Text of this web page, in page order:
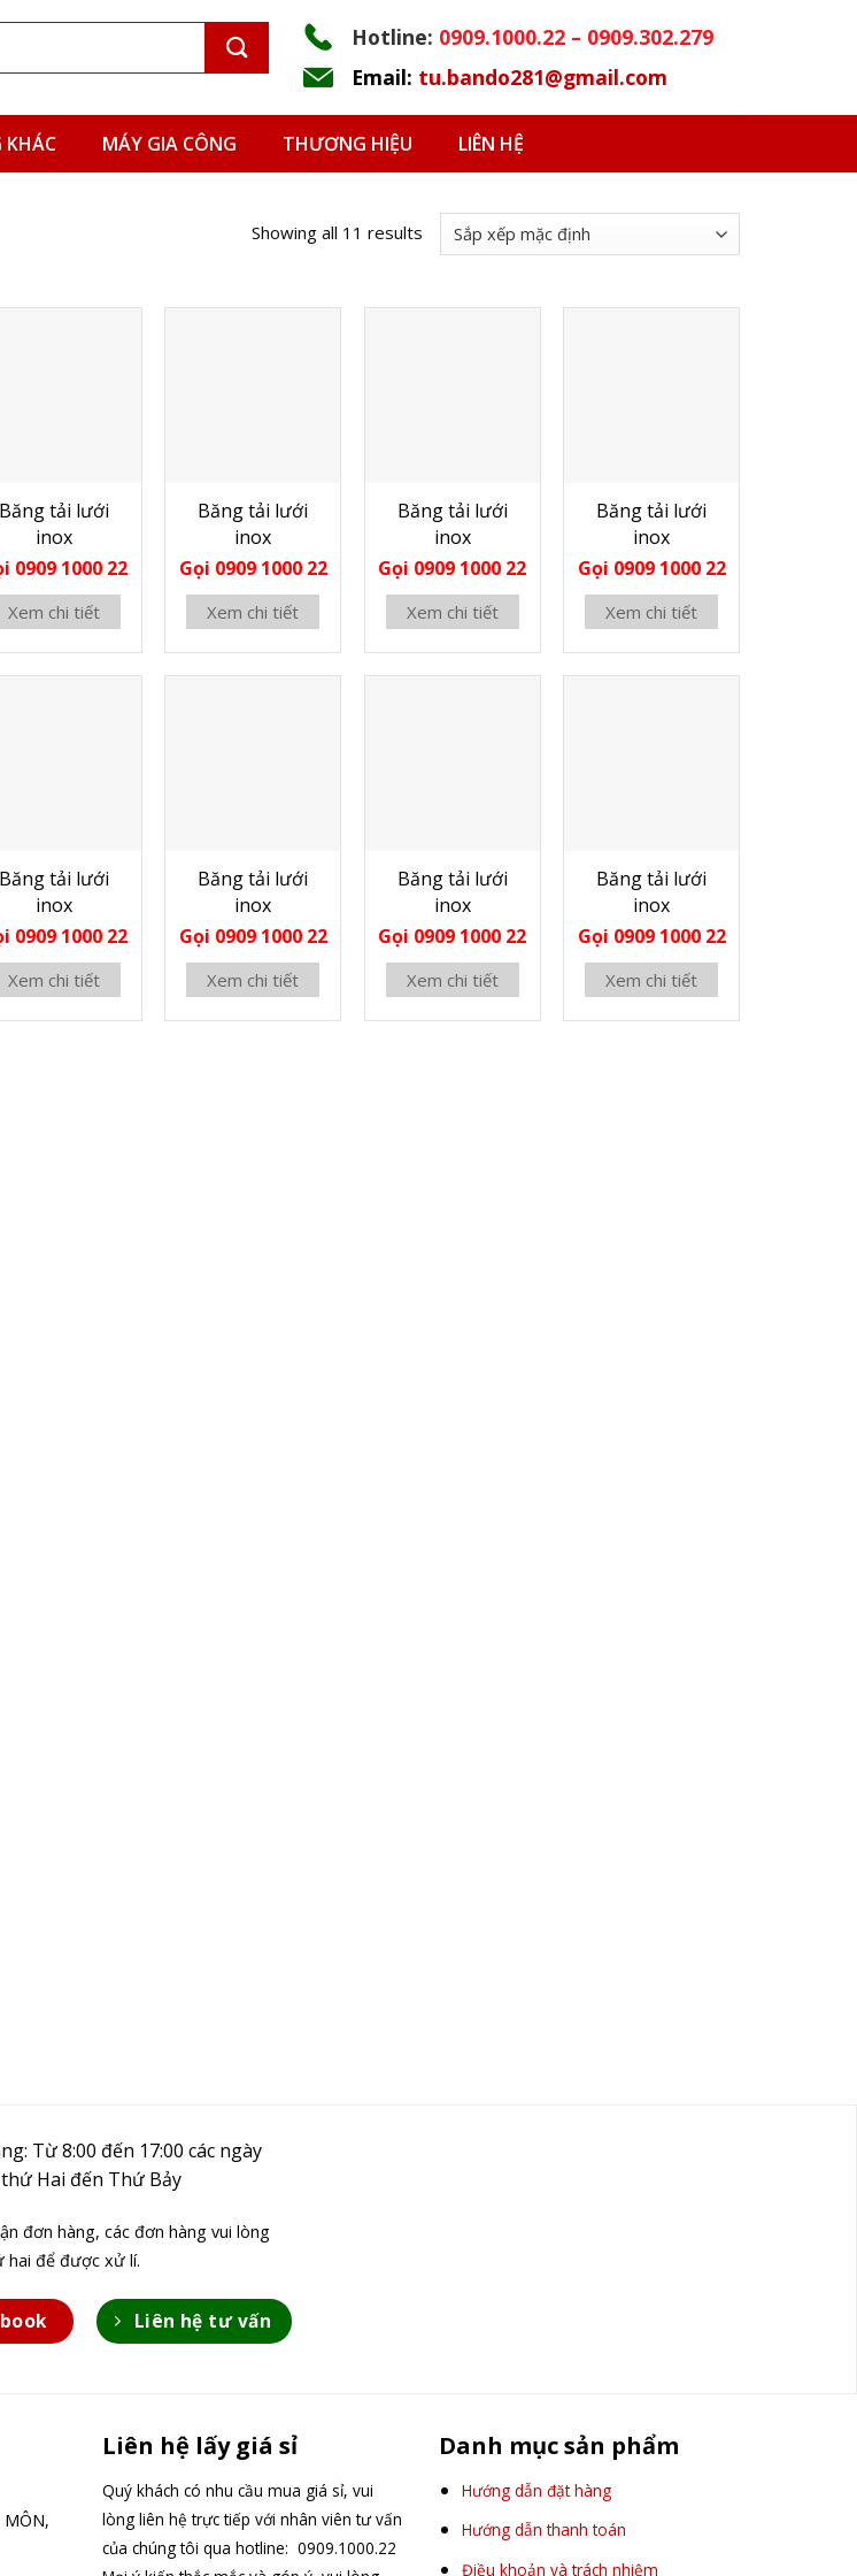
Hotline: 0909.1000.22 – 0909.302.279
Email: tu.bando281@gmail.com
KHÁC MÁY GIA CÔNG THƯƠNG HIỆU LIÊN HỆ
Showing all 11 results
Băng tải lưới
inox
0909 1000 22
Xem chi tiết
Băng tải lưới
inox
Gọi 0909 1000 22
Xem chi tiết
Băng tải lưới
inox
Gọi 0909 1000 22
Xem chi tiết
Băng tải lưới
inox
Gọi 0909 1000 22
Xem chi tiết
Băng tải lưới
inox
0909 1000 22
Xem chi tiết
Băng tải lưới
inox
Gọi 0909 1000 22
Xem chi tiết
Băng tải lưới
inox
Gọi 0909 1000 22
Xem chi tiết
Băng tải lưới
inox
Gọi 0909 1000 22
Xem chi tiết
Từ 8:00 đến 17:00 các ngày
Hai đến Thứ Bảy
đơn hàng, các đơn hàng vui lòng
hai để được xử lí.
Liên hệ tư vấn
MÔN,
Liên hệ lấy giá sỉ
Quý khách có nhu cầu mua giá sỉ, vui
lòng liên hệ trực tiếp với nhân viên tư vấn
của chúng tôi qua hotline: 0909.1000.22
Danh mục sản phẩm
Hướng dẫn đặt hàng
Hướng dẫn thanh toán
Điều khoản và trách nhiệm